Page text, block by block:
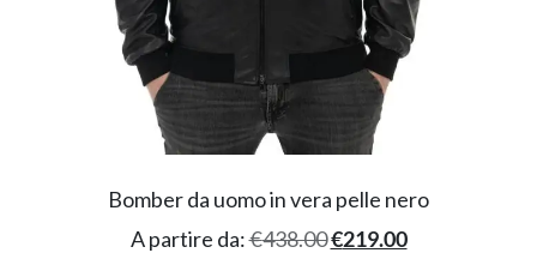
Bomber da uomo in vera pelle nero
A partire da:€438.00€219.00